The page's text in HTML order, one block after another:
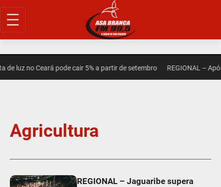
de luz no Ceará pode cair 5% a partir de setembro REGIONAL –
Agricultura
REGIONAL – Jaguaribe supera